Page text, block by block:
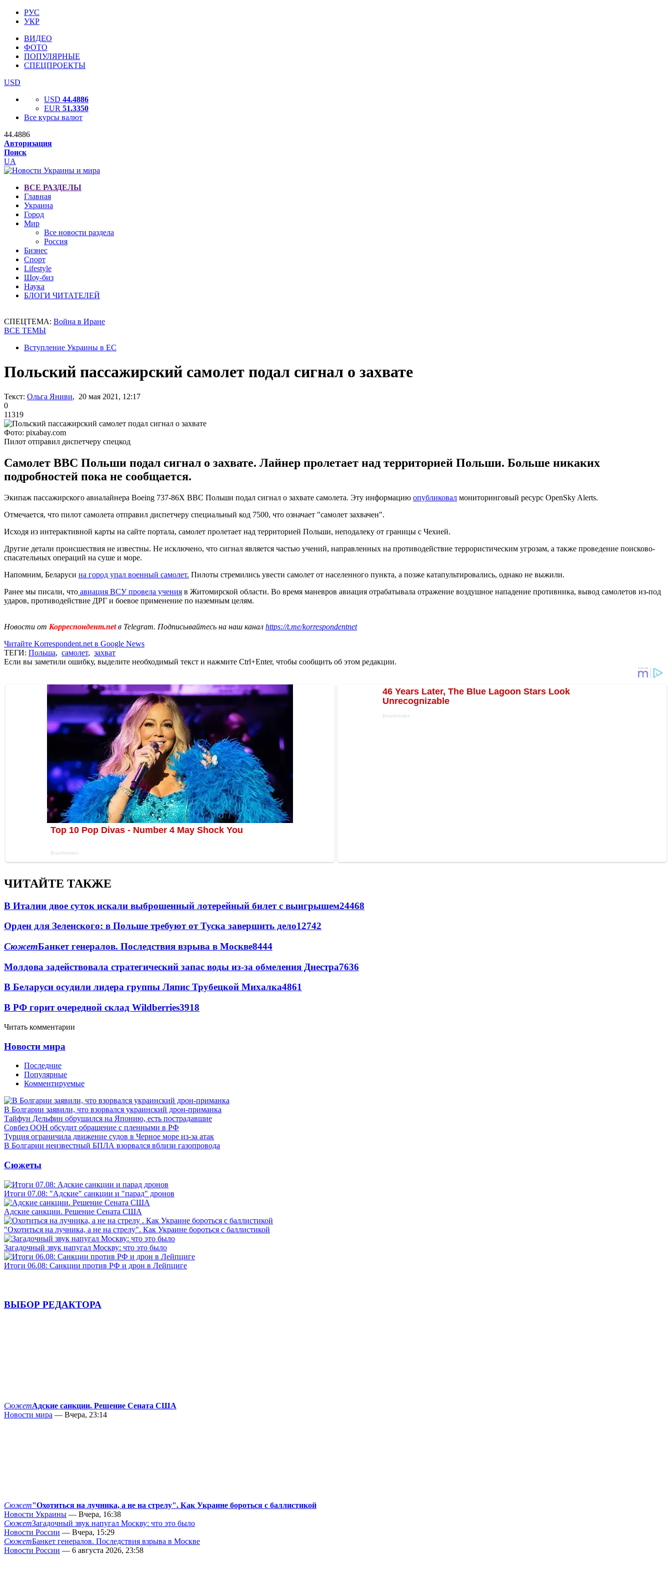
РУС
УКР
ВИДЕО
ФОТО
ПОПУЛЯРНЫЕ
СПЕЦПРОЕКТЫ
USD
USD 44.4886
EUR 51.3350
Все курсы валют
44.4886
Авторизация
Поиск
UA
ВСЕ РАЗДЕЛЫ
Главная
Украина
Город
Мир
Все новости раздела
Россия
Бизнес
Спорт
Lifestyle
Шоу-биз
Наука
БЛОГИ ЧИТАТЕЛЕЙ
СПЕЦТЕМА: Война в Иране
ВСЕ ТЕМЫ
Вступление Украины в ЕС
Польский пассажирский самолет подал сигнал о захвате
Текст: Ольга Яниви, 20 мая 2021, 12:17
0
11319
Фото: pixabay.com
Пилот отправил диспетчеру спецкод
Самолет ВВС Польши подал сигнал о захвате. Лайнер пролетает над территорией Польши. Больше никаких
подробностей пока не сообщается.
Экипаж пассажирского авиалайнера Boeing 737-86X ВВС Польши подал сигнал о захвате самолета. Эту информацию опубликовал мониторинговый ресурс OpenSky Alerts.
Отмечается, что пилот самолета отправил диспетчеру специальный код 7500, что означает "самолет захвачен".
Исходя из интерактивной карты на сайте портала, самолет пролетает над территорией Польши, неподалеку от границы с Чехией.
Другие детали происшествия не известны. Не исключено, что сигнал является частью учений, направленных на противодействие террористическим угрозам, а также проведение поисково-
спасательных операций на суше и море.
Напомним, Беларуси на город упал военный самолет. Пилоты стремились увести самолет от населенного пункта, а позже катапультировались, однако не выжили.
Ранее мы писали, что авиация ВСУ провела учения в Житомирской области. Во время маневров авиация отрабатывала отражение воздушное нападение противника, вывод самолетов из-под
ударов, противодействие ДРГ и боевое применение по наземным целям.
Новости от Корреспондент.netв Telegram. Подписывайтесь на наш канал https://t.me/korrespondentnet
Читайте Korrespondent.net в Google News
ТЕГИ: Польша, самолет, захват
Если вы заметили ошибку, выделите необходимый текст и нажмите Ctrl+Enter, чтобы сообщить об этом редакции.
ЧИТАЙТЕ ТАКЖЕ
В Италии двое суток искали выброшенный лотерейный билет с выигрышем24468
Орден для Зеленского: в Польше требуют от Туска завершить дело12742
СюжетБанкет генералов. Последствия взрыва в Москве8444
Молдова задействовала стратегический запас воды из-за обмеления Днестра7636
В Беларуси осудили лидера группы Ляпис Трубецкой Михалка4861
В РФ горит очередной склад Wildberries3918
Читать комментарии
Новости мира
Последние
Популярные
Комментируемые
В Болгарии заявили, что взорвался украинский дрон-приманка
Тайфун Дельфин обрушился на Японию, есть пострадавшие
Совбез ООН обсудит обращение с пленными в РФ
Турция ограничила движение судов в Черное море из-за атак
В Болгарии неизвестный БПЛА взорвался вблизи газопровода
Сюжеты
Итоги 07.08: "Адские" санкции и "парад" дронов
Адские санкции. Решение Сената США
"Охотиться на лучника, а не на стрелу". Как Украине бороться с баллистикой
Загадочный звук напугал Москву: что это было
Итоги 06.08: Санкции против РФ и дрон в Лейпциге
ВЫБОР РЕДАКТОРА
СюжетАдские санкции. Решение Сената США
Новости мира — Вчера, 23:14
Сюжет"Охотиться на лучника, а не на стрелу". Как Украине бороться с баллистикой
Новости Украины — Вчера, 16:38
СюжетЗагадочный звук напугал Москву: что это было
Новости России — Вчера, 15:29
СюжетБанкет генералов. Последствия взрыва в Москве
Новости России — 6 августа 2026, 23:58